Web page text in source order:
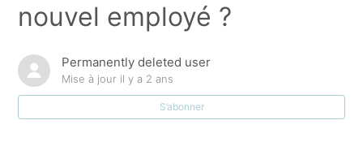
Comment puis-je créer un nouvel employé ?
Se connecter automatiquement
Comment puis-je supprimer/exclure un employé ?
nouvel employé ?
Permanently deleted user
Mise à jour il y a 2 ans
S’abonner